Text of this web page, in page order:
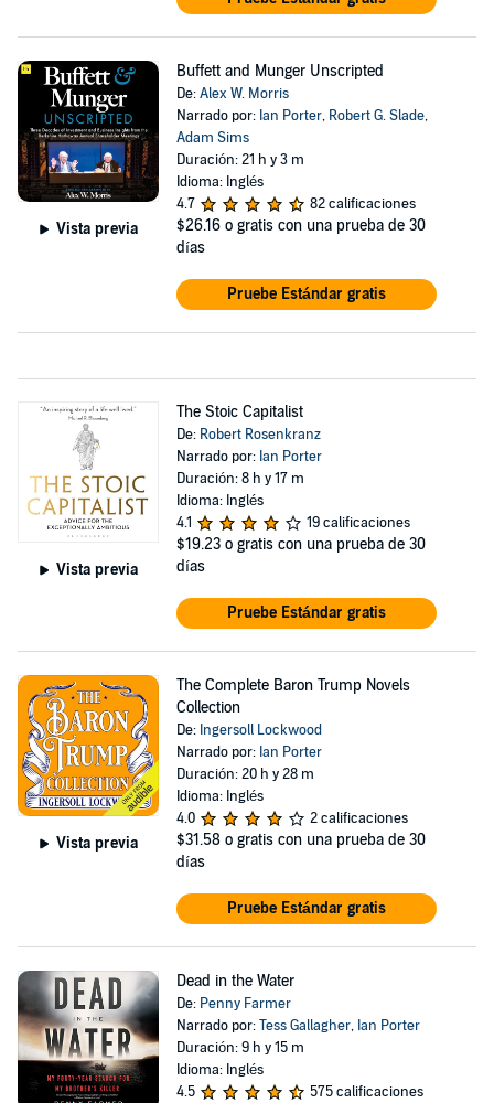
Vista previa
Buffett and Munger Unscripted
De:Alex W. Morris
Narrado por: Ian Porter, Robert G. Slade,
Adam Sims
Duración: 21 h y 3 m
Idioma: Inglés
4.7
82 calificaciones
$26.16 o gratis con una prueba de 30
días
Pruebe Estándar gratis
Vista previa
The Stoic Capitalist
De: Robert Rosenkranz
Narrado por: Ian Porter
Duración: 8 h y 17 m
Idioma: Inglés
4.1
19 calificaciones
$19.23 o gratis con una prueba de 30
días
Pruebe Estándar gratis
Vista previa
The Complete Baron Trump Novels
Collection
De: Ingersoll Lockwood
Narrado por: Ian Porter
Duración: 20 h y 28 m
Idioma: Inglés
4.0
2 calificaciones
$31.58 o gratis con una prueba de 30
días
Pruebe Estándar gratis
Dead in the Water
De: Penny Farmer
Narrado por:Tess Gallagher, Ian Porter
Duración: 9 h y 15 m
Idioma: Inglés
4.5
575 calificaciones